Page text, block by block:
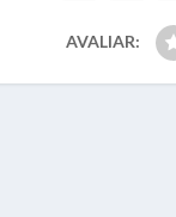
AVALIAR: